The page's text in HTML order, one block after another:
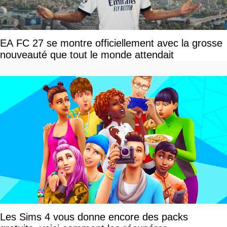
EA FC 27 se montre officiellement avec la grosse
nouveauté que tout le monde attendait
Les Sims 4 vous donne encore des packs